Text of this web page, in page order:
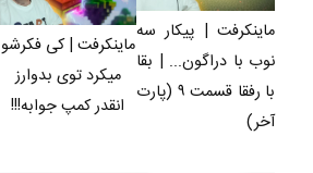
ماینکرفت | پیکار سه
نوب با دراگون... | بقا
با رفقا قسمت ۹ (پارت
آخر)
ماینکرفت | کی فکرشو
میکرد توی بدوارز
انقدر کمپ جوابه!!!